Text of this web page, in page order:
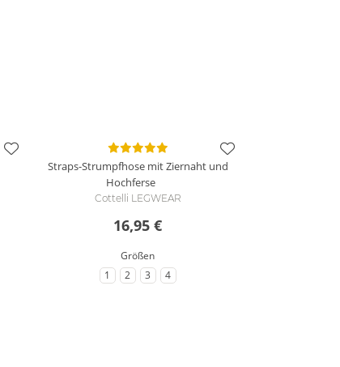
Straps-Strumpfhose mit Ziernaht und
Hochferse
Cottelli LEGWEAR
16,95 €
Größen
zu Größe
1 zu Größe
2 zu Größe
3 zu Größe
4